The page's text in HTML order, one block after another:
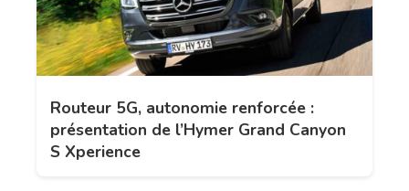
Routeur 5G, autonomie renforcée :
présentation de l’Hymer Grand Canyon
S Xperience